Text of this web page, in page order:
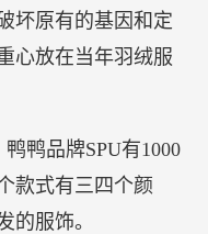
坏原有的基因和定
心放在当年羽绒服
鸭品牌SPU有1000
款式有三四个颜
的服饰。